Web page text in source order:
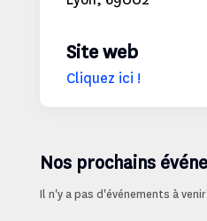
Site web
Cliquez ici !
Nos prochains
Il n'y a pas d'événements à